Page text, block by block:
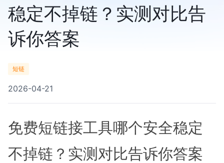
稳定不掉链？实测对比告
诉你答案
短链
2026-04-21
免费短链接工具哪个安全稳定
不掉链？实测对比告诉你答案